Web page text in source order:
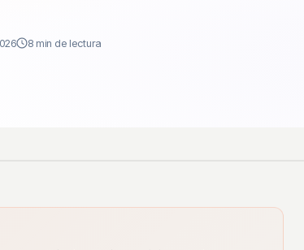
8 min de lectura